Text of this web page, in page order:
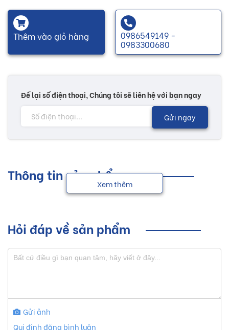
Thêm vào giỏ hàng 0986549149 -
0983300680
Để lại số điện thoại, Chúng tôi sẽ liên hệ với bạn ngay
Gửi ngay
Thông tin sản phẩm
Xem thêm
Hỏi đáp về sản phẩm
Gửi ảnh
Qui định đăng bình luận